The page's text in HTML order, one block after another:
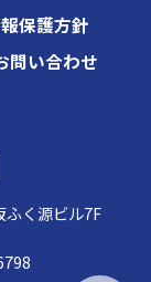
保護方針
問い合わせ
く源ビル7F